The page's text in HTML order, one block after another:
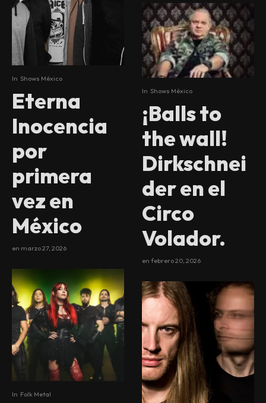
In Shows México
Eterna
Inocencia
por
primera
vez en
México
en marzo 27, 2026
In Folk Metal
In Shows México
¡Balls to
the wall!
Dirkschnei
der en el
Circo
Volador.
en febrero 20, 2026